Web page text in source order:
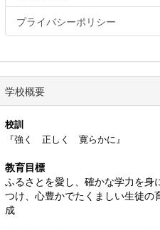
プライバシーポリシー
学校概要
校訓
『強く 正しく 寛らかに』
教育目標
ふるさとを愛し、確かな学力を身
つけ、心豊かでたくましい生徒の
成